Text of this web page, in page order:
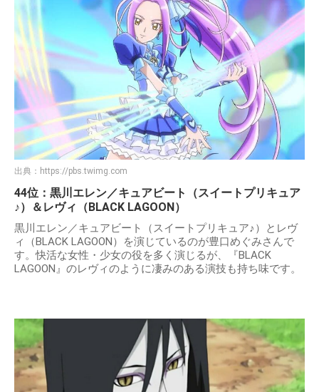
出典： https://pbs.twimg.com
44位：黒川エレン／キュアビート（スイートプリキュア
♪）＆レヴィ（BLACK LAGOON）
黒川エレン／キュアビート（スイートプリキュア♪）とレヴ
ィ（BLACK LAGOON）を演じているのが豊口めぐみさんで
す。快活な女性・少女の役を多く演じるが、『BLACK
LAGOON』のレヴィのように凄みのある演技も持ち味です。